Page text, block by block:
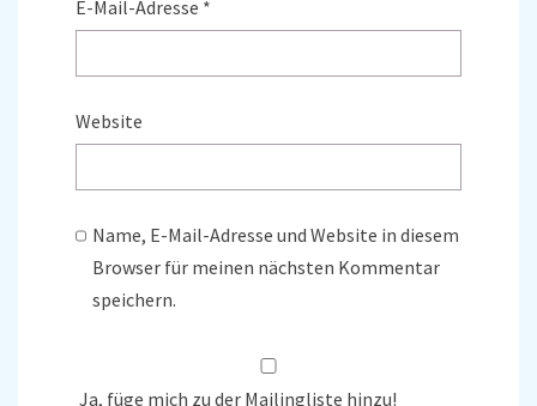
E-Mail-Adresse *
Website
Name, E-Mail-Adresse und Website in diesem
Browser für meinen nächsten Kommentar
speichern.
Ja, füge mich zu der Mailingliste hinzu!